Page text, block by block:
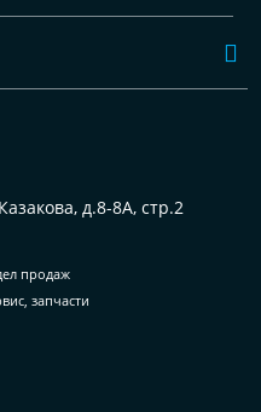
д.8-8А, стр.2
продаж
запчасти